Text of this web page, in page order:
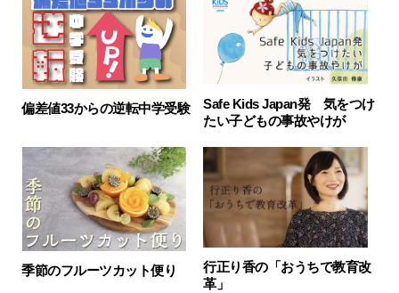
偏差値33からの逆転中学受験
Safe Kids Japan発 気をつけ
たい子どもの事故やけが
季節のフルーツカット便り
行正り香の「おうちで教育改
革」